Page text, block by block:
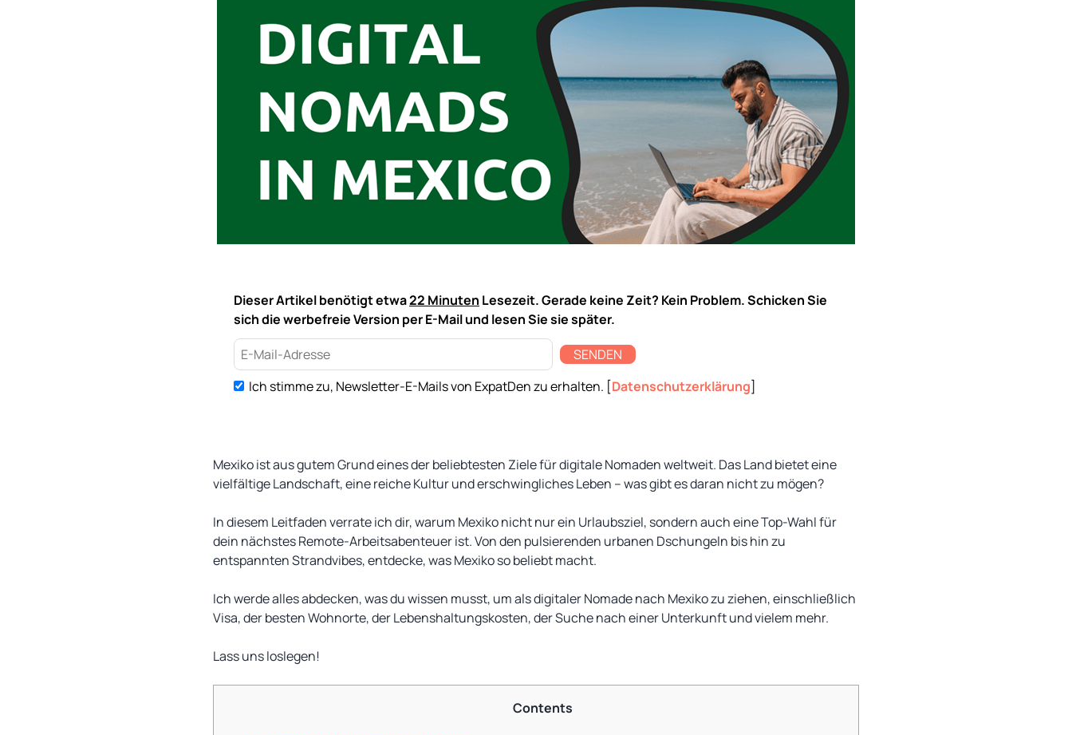
Dieser Artikel benötigt etwa22 Minuten Lesezeit. Gerade keine Zeit? Kein Problem. Schicken Sie
sich die werbefreie Version per E-Mail und lesen Sie sie später.
SENDEN
Ich stimme zu, Newsletter-E-Mails von ExpatDen zu erhalten. [Datenschutzerklärung]
Mexiko ist aus gutem Grund eines der beliebtesten Ziele für digitale Nomaden weltweit. Das Land bietet eine
vielfältige Landschaft, eine reiche Kultur und erschwingliches Leben – was gibt es daran nicht zu mögen?
In diesem Leitfaden verrate ich dir, warum Mexiko nicht nur ein Urlaubsziel, sondern auch eine Top-Wahl für
dein nächstes Remote-Arbeitsabenteuer ist. Von den pulsierenden urbanen Dschungeln bis hin zu
entspannten Strandvibes, entdecke, was Mexiko so beliebt macht.
Ich werde alles abdecken, was du wissen musst, um als digitaler Nomade nach Mexiko zu ziehen, einschließlich
Visa, der besten Wohnorte, der Lebenshaltungskosten, der Suche nach einer Unterkunft und vielem mehr.
Lass uns loslegen!
Contents